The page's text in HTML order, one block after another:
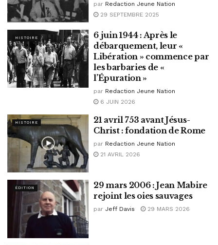
par Redaction Jeune Nation
29 SEPTEMBRE 2025
HISTOIRE
6 juin 1944 : Après le
débarquement, leur «
Libération » commence par
les barbaries de «
l’Épuration »
par Redaction Jeune Nation
6 JUIN 2026
HISTOIRE
21 avril 753 avant Jésus-
Christ : fondation de Rome
par Redaction Jeune Nation
21 AVRIL 2026
ÉDITION
29 mars 2006 : Jean Mabire
rejoint les oies sauvages
par Jeff Davis 29 MARS 2026